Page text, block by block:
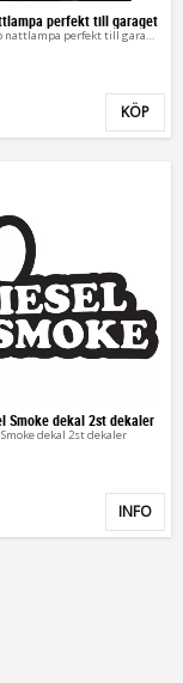
perfekt till garaget
Monster logo nattlampa perfekt till garaget
KÖP
Smoke dekal 2st dekaler
dekal 2st dekaler
INFO